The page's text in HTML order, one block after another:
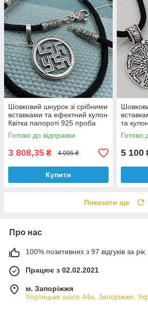
Шовковий шнурок зі срібними
вставками та ефектний кулон
Квітка папороті 925 проба
чорніння
Готово до відправки
3 808,35 ₴ 4 095 ₴
Купити
та
Готово
5 100
Показати ще
Про нас
100% позитивних з 97 відгуків за рік
Працює з 02.02.2021
м. Запоріжжя
Хортицьке шосе 44а, Запоріжжя,